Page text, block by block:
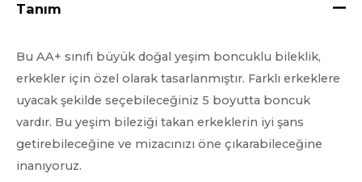
Tanım
Bu AA+ sınıfı büyük doğal yeşim boncuklu bileklik,
erkekler için özel olarak tasarlanmıştır. Farklı erkeklere
uyacak şekilde seçebileceğiniz 5 boyutta boncuk
vardır. Bu yeşim bileziği takan erkeklerin iyi şans
getirebileceğine ve mizacınızı öne çıkarabileceğine
inanıyoruz.